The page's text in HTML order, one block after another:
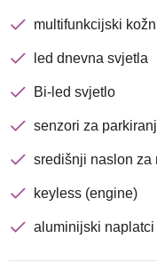
multifunkcijski
led dnevna svjetla
Bi-led svjetlo
senzori za
središnji naslon za
keyless (engine)
aluminijski naplatci